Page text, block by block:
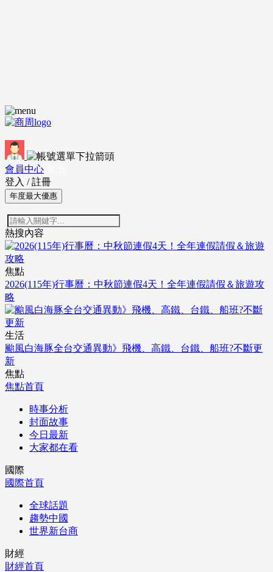
會員中心
登入 / 註冊
年度最大優惠
熱搜內容
焦點
2026(115年)行事曆：中秋節連假4天！全年連假請假＆旅遊攻
略
生活
颱風白海豚全台交通異動》飛機、高鐵、台鐵、船班?不斷更
新
焦點
焦點首頁
時事分析
封面故事
今日最新
大家都在看
國際
國際首頁
全球話題
趨勢中國
世界新台商
財經
財經首頁